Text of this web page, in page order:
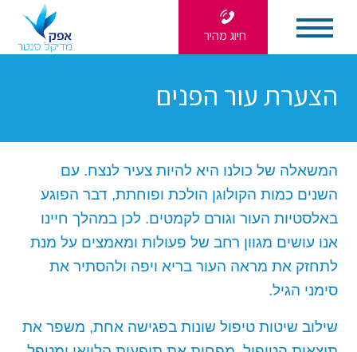
חיוג מהיר
הצערת עור הפנים
המשאלה של כולנו היא להיות צעיר לנצח. עם
השנים כמות הקולוגן הולכת ופוחתת, דבר הפוגע
באלסטיות העור וגורם לקמטים. לכן במהלך חיינו
אנו עושים מגוון רחב של פעולות ומאמצים על מנת
לתחזק את מראה העור בריא ויפה ולהסתיר את
סימני הגיל.
שילוב שיטות טיפול שונות בפגישה אחת, משפר את